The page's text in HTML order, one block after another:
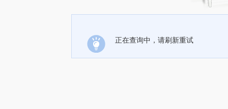
正在查询中，请刷新重试